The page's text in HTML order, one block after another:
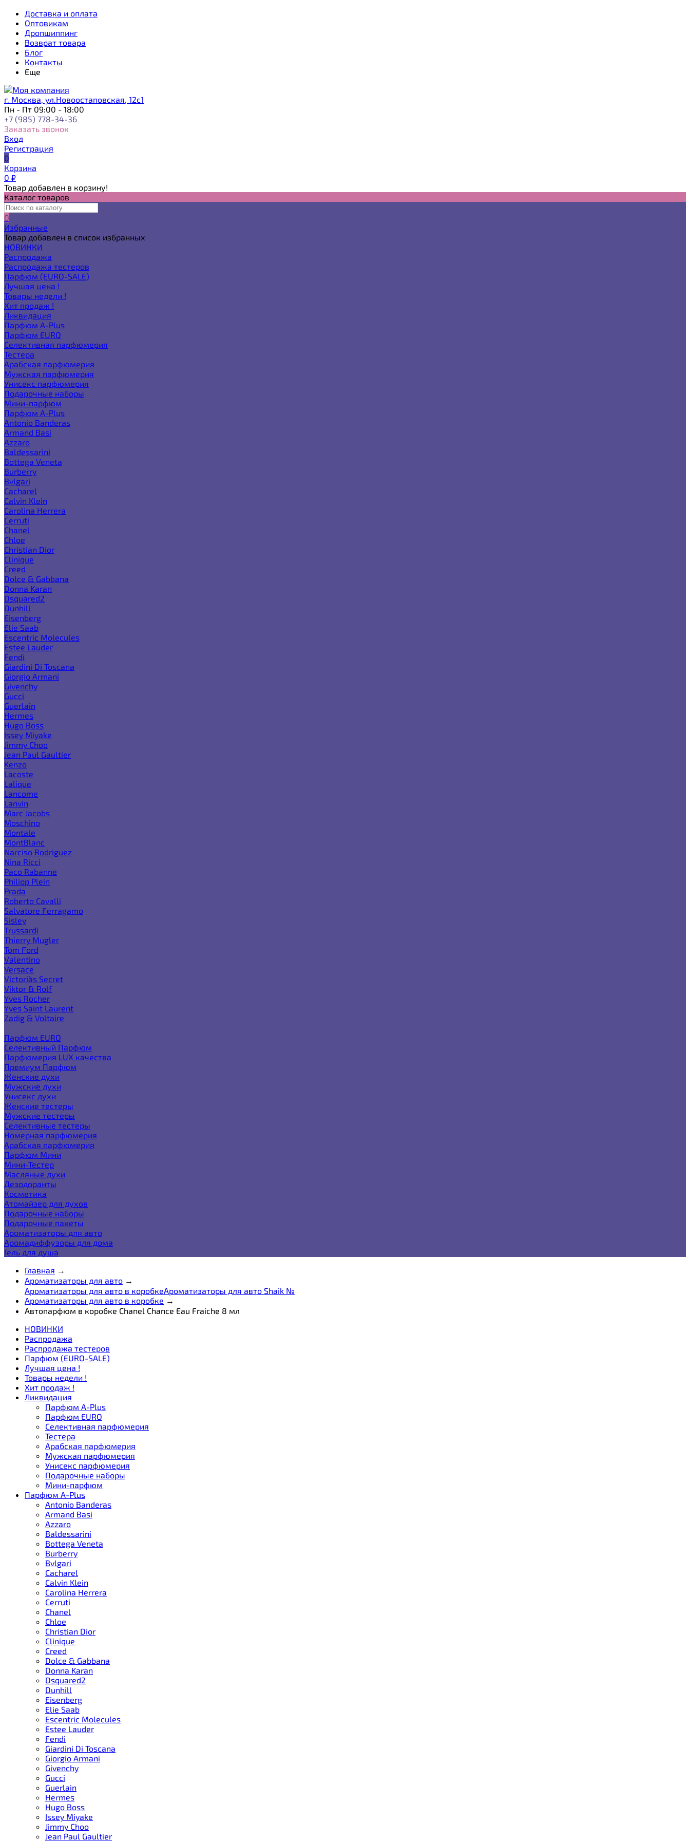
Доставка и оплата
Оптовикам
Дропшиппинг
Возврат товара
Блог
Контакты
Еще
г. Москва, ул.Новоостаповская, 12с1
Пн - Пт 09:00 - 18:00
+7 (985) 778-34-36
Заказать звонок
Вход
Регистрация
0
Корзина
0 ₽
Товар добавлен в корзину!
Каталог товаров
0
Избранные
Товар добавлен в список избранных
НОВИНКИ
Распродажа
Распродажа тестеров
Парфюм (EURO-SALE)
Лучшая цена !
Товары недели !
Хит продаж !
Ликвидация
Парфюм A-Plus
Парфюм EURO
Селективная парфюмерия
Тестера
Арабская парфюмерия
Мужская парфюмерия
Унисекс парфюмерия
Подарочные наборы
Мини-парфюм
Парфюм A-Plus
Antonio Banderas
Armand Basi
Azzaro
Baldessarini
Bottega Veneta
Burberry
Bvlgari
Cacharel
Calvin Klein
Carolina Herrera
Cerruti
Chanel
Chloe
Christian Dior
Clinique
Creed
Dolce & Gabbana
Donna Karan
Dsquared2
Dunhill
Eisenberg
Elie Saab
Escentric Molecules
Estee Lauder
Fendi
Giardini Di Toscana
Giorgio Armani
Givenchy
Gucci
Guerlain
Hermes
Hugo Boss
Issey Miyake
Jimmy Choo
Jean Paul Gaultier
Kenzo
Lacoste
Lalique
Lancome
Lanvin
Marc Jacobs
Moschino
Montale
MontBlanc
Narciso Rodriguez
Nina Ricci
Paco Rabanne
Philipp Plein
Prada
Roberto Cavalli
Salvatore Ferragamo
Sisley
Trussardi
Thierry Mugler
Tom Ford
Valentino
Versace
Victoria`s Secret
Viktor & Rolf
Yves Rocher
Yves Saint Laurent
Zadig & Voltaire
Парфюм EURO
Селективный Парфюм
Парфюмерия LUX качества
Премиум Парфюм
Женские духи
Мужские духи
Унисекс духи
Женские тестеры
Мужские тестеры
Селективные тестеры
Номерная парфюмерия
Арабская парфюмерия
Парфюм Мини
Мини-Тестер
Масляные духи
Дезодоранты
Косметика
Атомайзер для духов
Подарочные наборы
Подарочные пакеты
Ароматизаторы для авто
Аромадиффузоры для дома
Гель для душа
Главная →
Ароматизаторы для авто →
Ароматизаторы для авто в коробкеАроматизаторы для авто Shaik №
Ароматизаторы для авто в коробке →
Автопарфюм в коробке Chanel Chance Eau Fraiche 8 мл
НОВИНКИ
Распродажа
Распродажа тестеров
Парфюм (EURO-SALE)
Лучшая цена !
Товары недели !
Хит продаж !
Ликвидация
Парфюм A-Plus
Парфюм EURO
Селективная парфюмерия
Тестера
Арабская парфюмерия
Мужская парфюмерия
Унисекс парфюмерия
Подарочные наборы
Мини-парфюм
Парфюм A-Plus
Antonio Banderas
Armand Basi
Azzaro
Baldessarini
Bottega Veneta
Burberry
Bvlgari
Cacharel
Calvin Klein
Carolina Herrera
Cerruti
Chanel
Chloe
Christian Dior
Clinique
Creed
Dolce & Gabbana
Donna Karan
Dsquared2
Dunhill
Eisenberg
Elie Saab
Escentric Molecules
Estee Lauder
Fendi
Giardini Di Toscana
Giorgio Armani
Givenchy
Gucci
Guerlain
Hermes
Hugo Boss
Issey Miyake
Jimmy Choo
Jean Paul Gaultier